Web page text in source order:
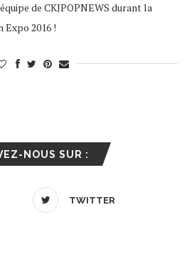
de CKJPOPNEWS durant la
Expo 2016 !
NOUS SUR :
TWITTER